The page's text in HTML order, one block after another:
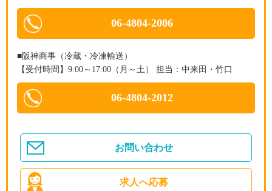
06-4804-2006
■阪神商事（冷蔵・冷凍輸送）
【受付時間】9:00～17:00（月～土） 担当：中来田・竹口
06-4804-2012
お問い合わせ
求人へ応募